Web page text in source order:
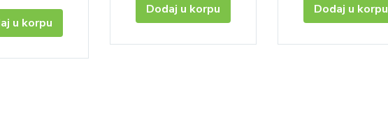
u korpu
Dodaj u korpu Dodaj u korpu